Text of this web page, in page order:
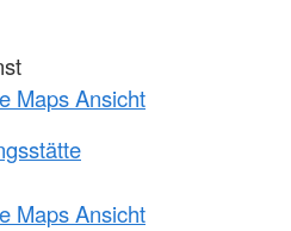
Maps Ansicht
Maps Ansicht